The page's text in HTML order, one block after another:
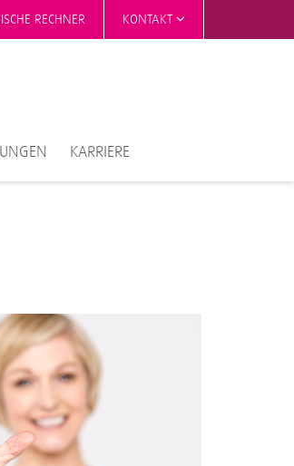
RECHNER KONTAKT
KARRIERE